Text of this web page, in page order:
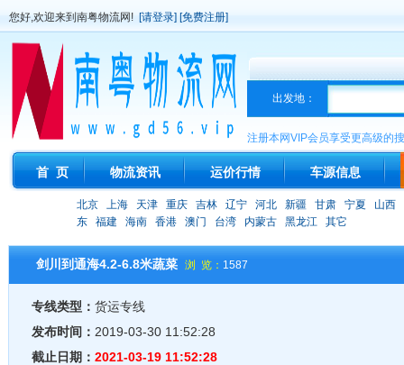
您好,欢迎来到南粤物流网! [请登录] [免费注册]
出发地：
注册本网VIP会员享受更高级的
首 页 物流资讯 运价行情 车源信息
北京 上海 天津 重庆 吉林 辽宁 河北 新疆 甘肃 宁夏
山西
东
福建 海南 香港 澳门 台湾 内蒙古 黑龙江 其它
剑川到通海4.2-6.8米蔬菜 浏 览： 1587
专线类型： 货运专线
发布时间： 2019-03-30 11:52:28
截止日期： 2021-03-19 11:52:28